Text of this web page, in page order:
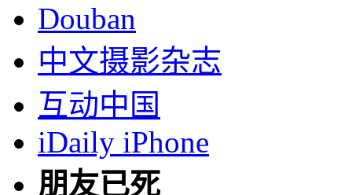
Douban
中文摄影杂志
互动中国
iDaily iPhone
朋友已死